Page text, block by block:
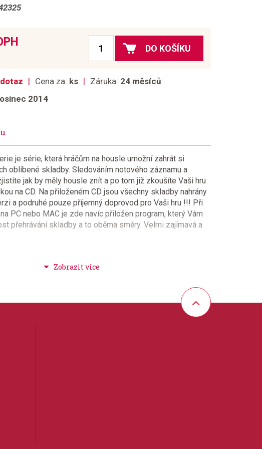
DO KOŠÍKU
Cena za: ks Záruka: 24 měsíců
2014
je série, která hráčům na housle umožní zahrát si
oblíbené skladby. Sledováním notového záznamu a
jak by měly housle znít a po tom již zkoušíte Vaši hru
na CD. Na přiloženém CD jsou všechny skladby nahrány
a podruhé pouze příjemný doprovod pro Vaši hru !!! Při
PC nebo MAC je zde navíc přiložen program, který Vám
přehrávání skladby a to oběma směry. Velmi zajímavá a
muzikály + film + televize, balady + romatika + lyrika +